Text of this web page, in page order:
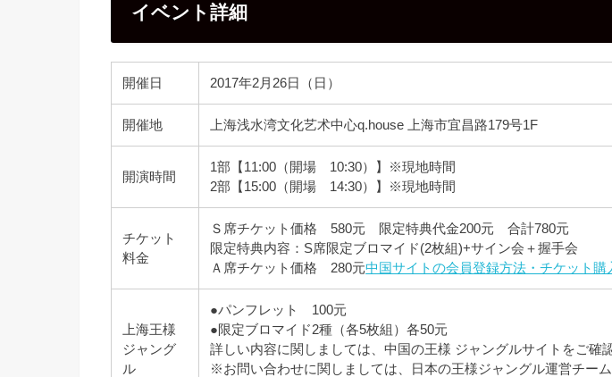
イベント詳細
開催日 2017年2月26日（日）
開催地 上海浅水湾文化艺术中心q.house 上海市宜昌路179号1F
開演時間
1部【11:00（開場 10:30）】※現地時間
2部【15:00（開場 14:30）】※現地時間
チケット
料金
Ｓ席チケット価格 580元 限定特典代金200元 合計780元
限定特典内容：S席限定ブロマイド(2枚組)+サイン会＋握手会
Ａ席チケット価格 280元中国サイトの会員登録方法・チケット購
上海王様
ジャング
ル
●パンフレット 100元
●限定ブロマイド2種（各5枚組）各50元
詳しい内容に関しましては、中国の王様 ジャングルサイトをご確
※お問い合わせに関しましては、日本の王様ジャングル運営チー